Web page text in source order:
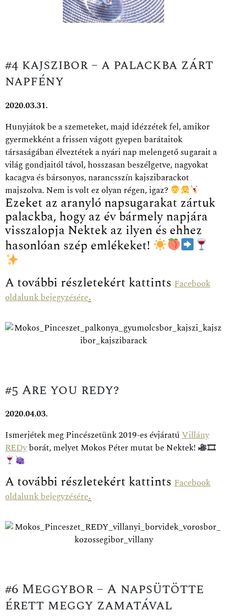
#4 kajszibor – a palackba zárt
napfény
2020.03.31.
Hunyjátok be a szemeteket, majd idézzétek fel, amikor
gyermekként a frissen vágott gyepen barátaitok
társaságában élveztétek a nyári nap melengető sugarait a
világ gondjaitól távol, hosszasan beszélgetve, nagyokat
kacagva és bársonyos, narancsszín kajszibarackot
majszolva. Nem is volt ez olyan régen, igaz?
Ezeket az aranyló napsugarakat zártuk
palackba, hogy az év bármely napjára
visszalopja Nektek az ilyen és ehhez
hasonlóan szép emlékeket!
A további részletekért kattints Facebook
oldalunk bejegyzésére.
#5 Are you redy?
2020.04.03.
Ismerjétek meg Pincészetünk 2019-es évjáratúVillány
REDyborát, melyet Mokos Péter mutat be Nektek! 🎞
A további részletekért kattints Facebook
oldalunk bejegyzésére.
#6 Meggybor – A napsütötte
érett meggy zamatával